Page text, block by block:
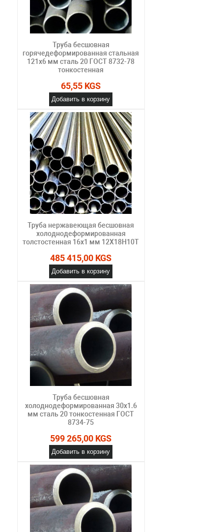
Труба бесшовная
горячедеформированная стальная
121х6 мм сталь 20 ГОСТ 8732-78
тонкостенная
65,55 KGS
Добавить в корзину
Труба нержавеющая бесшовная
холоднодеформированная
толстостенная 16х1 мм 12Х18Н10Т
485 415,00 KGS
Добавить в корзину
Труба бесшовная
холоднодеформированная 30х1.6
мм сталь 20 тонкостенная ГОСТ
8734-75
599 265,00 KGS
Добавить в корзину